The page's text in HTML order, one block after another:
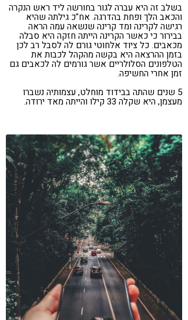
בשלב זה היא עברה לגור בחורשה ליד ראש הנקרה
והכאב הלך ופחת בהדרגה. אח"כ גילתה שהיא
רגישה לקרינה ומד קרינה שנשאה עמה הראה
בבירור כי כאשר הקרינה הייתה חזקה היא סבלה
מכאבים. כל ציוד אלחוטי גורם לה לסבל רב לכן
בזמן ההרצאה היא בקשה מהקהל לכבות את
הטלפונים הסלולריים אשר גורמים לה לכאבים גם
זמן אחרי החשיפה.
5 שנים שהתה בבידוד מוחלט, עצמותיה נשברו
מעצמן, היא שקלה 33 קילו והייתה מאד ירודה.